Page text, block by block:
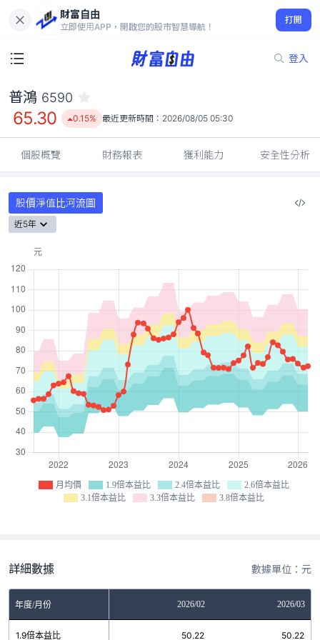
財富自由
立即使用APP，開啟您的股市智慧導航！
打開
登入
65.30
0.15%
普鴻 6590
65.30 0.15% 最近更新時間： 2026/08/05 05:30
個股概覽 財務報表 獲利能力 安全性分析
股價淨值比河流圖
近5年
月均價 1.9倍本益比 2.4倍本益比
2.6倍本益比
3.1倍本益比
3.3倍本益比 3.8倍本益比
詳細數據 數據單位：元
年度/月份 2026/02 2026/03
1.9倍本益比 50.22 50.22